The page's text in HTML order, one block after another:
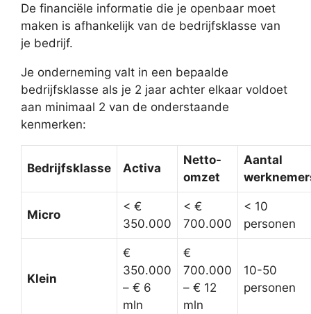
De financiële informatie die je openbaar moet
maken is afhankelijk van de bedrijfsklasse van
je bedrijf.
Je onderneming valt in een bepaalde
bedrijfsklasse als je 2 jaar achter elkaar voldoet
aan minimaal 2 van de onderstaande
kenmerken:
Bedrijfsklasse Activa
Netto-
omzet
Aantal
Micro
< €
350.000
< €
700.000
< 10
personen
Klein
€
350.000
– € 6
mln
€
700.000
– € 12
mln
10-50
personen